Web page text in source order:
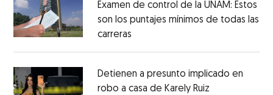
Examen de control de la UNAM: Estos
son los puntajes mínimos de todas las
carreras
Detienen a presunto implicado en
robo a casa de Karely Ruiz